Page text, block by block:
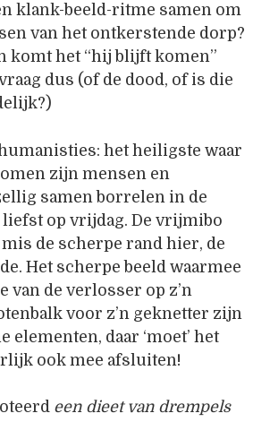
klank-beeld-ritme samen om
van het ontkerstende dorp?
komt het “hij blijft komen”
dus (of de dood, of is die
het heiligste waar
zijn mensen en
samen borrelen in de
op vrijdag. De vrijmibo
de scherpe rand hier, de
Het scherpe beeld waarmee
van de verlosser op z’n
voor z’n geknetter zijn
daar ‘moet’ het
ook mee afsluiten!
een dieet van drempels